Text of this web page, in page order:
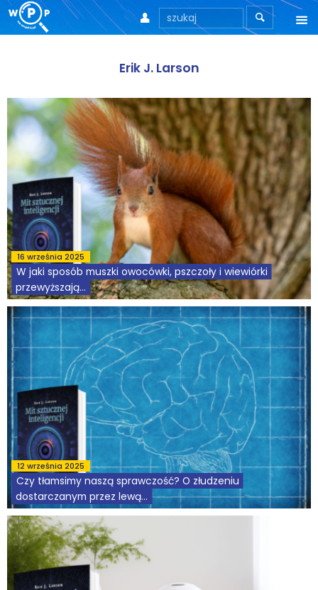

Motto
Aktualności
Teksty
Wprowadzenie
Artykuły
Krytyka teorii ID
Wywiady
Wybór tekstów
Dla autorów
Darmowy ebook
Linki
Księgarnia
FAQ
Filmy
 
Erik J. Larson
16 września 2025
W jaki sposób muszki owocówki, pszczoły i wiewiórki
przewyższają...
Naukowcy pracujący nad sztuczną inteligencją [artifical
intelligence – AI] twierdzą, że są na drodze do wytworzenia
inteligencji. Jednakże prawdziwa inteligencja nadal pozostaje
tajemnicą, a wiele...
12 września 2025
Czy tłamsimy naszą sprawczość? O złudzeniu
dostarczanym przez lewą...
Dwie półkule naszego mózgu naprawdę widzą świat
odmiennie. Technofuturyści uwielbiają wymyślać wizje
przyszłości. Niezmiennie są to światy, w których wszystko
podlega kontroli...